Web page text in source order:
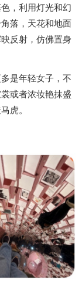
，利用灯光和幻
落，天花和地面
反射，仿佛置身
是年轻女子，不
或者浓妆艳抹盛
虎。